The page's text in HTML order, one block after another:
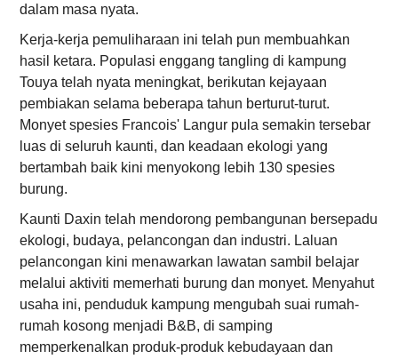
dalam masa nyata.
Kerja-kerja pemuliharaan ini telah pun membuahkan
hasil ketara. Populasi enggang tangling di kampung
Touya telah nyata meningkat, berikutan kejayaan
pembiakan selama beberapa tahun berturut-turut.
Monyet spesies Francois' Langur pula semakin tersebar
luas di seluruh kaunti, dan keadaan ekologi yang
bertambah baik kini menyokong lebih 130 spesies
burung.
Kaunti Daxin telah mendorong pembangunan bersepadu
ekologi, budaya, pelancongan dan industri. Laluan
pelancongan kini menawarkan lawatan sambil belajar
melalui aktiviti memerhati burung dan monyet. Menyahut
usaha ini, penduduk kampung mengubah suai rumah-
rumah kosong menjadi B&B, di samping
memperkenalkan produk-produk kebudayaan dan